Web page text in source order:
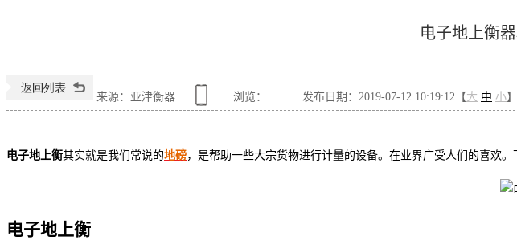
电子地上衡
来源：亚津衡器 浏览： 发布日期：2019-07-12 10:19:12【大 中 小】
电子地上衡其实就是我们常说的地磅，是帮助一些大宗货物进行计量的设备。在业界广受人们的喜欢
电子地上衡